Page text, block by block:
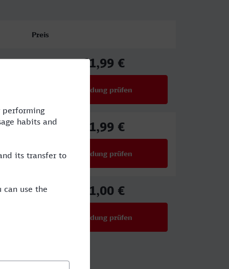
Preis
61,99 €
Verbindung prüfen
61,99 €
Verbindung prüfen
51,00 €
Verbindung prüfen